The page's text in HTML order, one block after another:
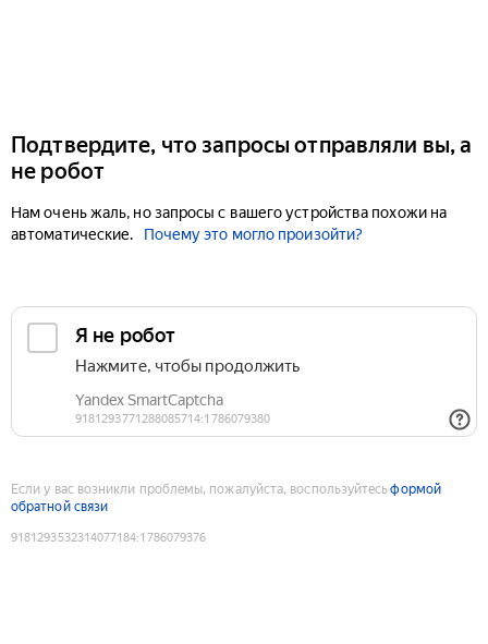
Подтвердите, что запросы отправляли вы, а
не робот
Нам очень жаль, но запросы с вашего устройства похожи на
автоматические.
Почему это могло произойти?
Если у вас возникли проблемы, пожалуйста, воспользуйтесьформой
обратной связи
9181293532314077184:1786079376